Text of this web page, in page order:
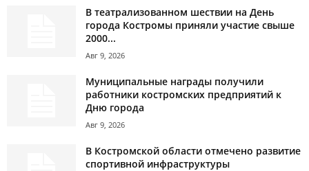
В театрализованном шествии на День
города Костромы приняли участие свыше
2000...
Авг 9, 2026
Муниципальные награды получили
работники костромских предприятий к
Дню города
Авг 9, 2026
В Костромской области отмечено развитие
спортивной инфраструктуры